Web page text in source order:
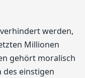
werden,
Millionen
gehört moralisch
einstigen